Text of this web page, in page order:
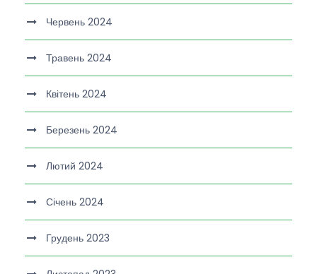
Червень 2024
Травень 2024
Квітень 2024
Березень 2024
Лютий 2024
Січень 2024
Грудень 2023